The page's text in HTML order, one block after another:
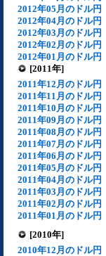
2012年05月のドル円
2012年04月のドル円
2012年03月のドル円
2012年02月のドル円
2012年01月のドル円
[2011年]
2011年12月のドル円
2011年11月のドル円
2011年10月のドル円
2011年09月のドル円
2011年08月のドル円
2011年07月のドル円
2011年06月のドル円
2011年05月のドル円
2011年04月のドル円
2011年03月のドル円
2011年02月のドル円
2011年01月のドル円
[2010年]
2010年12月のドル円